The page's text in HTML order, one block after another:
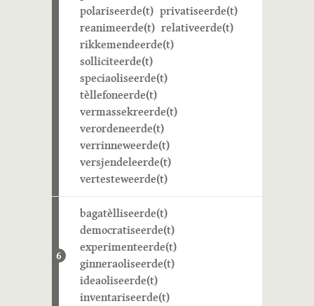
polariseerde(t) privatiseerde(t)
reanimeerde(t) relativeerde(t)
rikkemendeerde(t)
solliciteerde(t)
speciaoliseerde(t)
tèllefoneerde(t)
vermassekreerde(t)
verordeneerde(t)
verrinneweerde(t)
versjendeleerde(t)
vertesteweerde(t)
6
bagatèlliseerde(t)
democratiseerde(t)
experimenteerde(t)
ginneraoliseerde(t)
ideaoliseerde(t)
inventariseerde(t)